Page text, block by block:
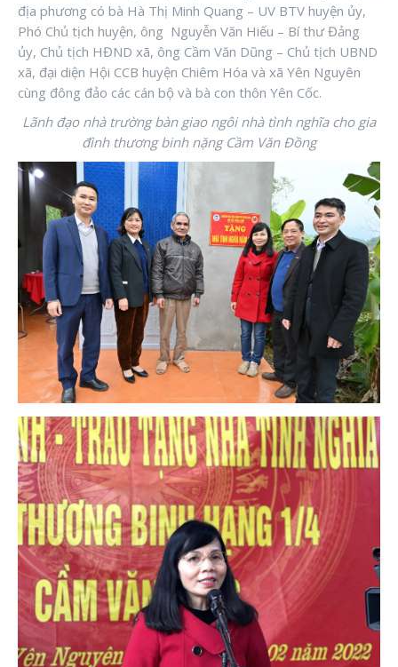
địa phương có bà Hà Thị Minh Quang – UV BTV huyện ủy,
Phó Chủ tịch huyện, ông Nguyễn Văn Hiếu – Bí thư Đảng
ủy, Chủ tịch HĐND xã, ông Cầm Văn Dũng – Chủ tịch UBND
xã, đại diện Hội CCB huyện Chiêm Hóa và xã Yên Nguyên
cùng đông đảo các cán bộ và bà con thôn Yên Cốc.
Lãnh đạo nhà trường bàn giao ngôi nhà tình nghĩa cho gia
đình thương binh nặng Cầm Văn Đồng